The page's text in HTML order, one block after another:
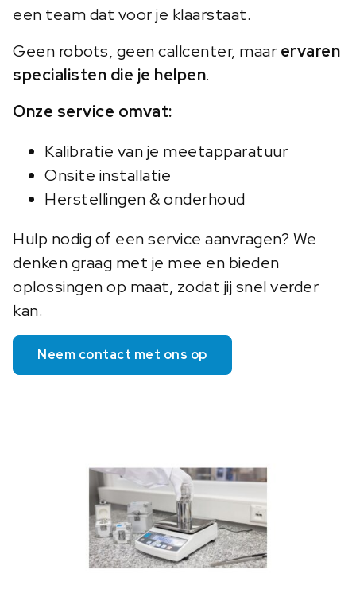
een team dat voor je klaarstaat.
Geen robots, geen callcenter, maar ervaren
specialisten die je helpen.
Onze service omvat:
Kalibratie van je meetapparatuur
Onsite installatie
Herstellingen & onderhoud
Hulp nodig of een service aanvragen? We
denken graag met je mee en bieden
oplossingen op maat, zodat jij snel verder
kan.
Neem contact met ons op